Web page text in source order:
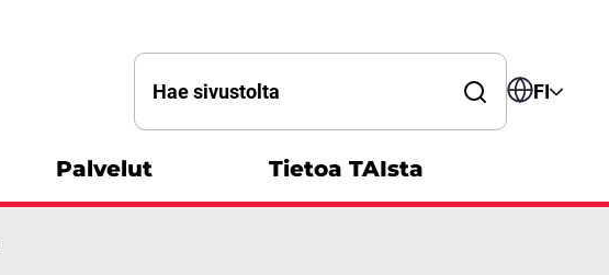
Hae sanalla
FI
Palvelut Tietoa TAIsta